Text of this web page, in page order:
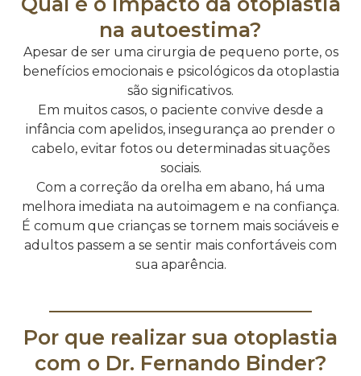
na autoestima?
Apesar de ser uma cirurgia de pequeno porte, os
benefícios emocionais e psicológicos da otoplastia
são significativos.
Em muitos casos, o paciente convive desde a
infância com apelidos, insegurança ao prender o
cabelo, evitar fotos ou determinadas situações
sociais.
Com a correção da orelha em abano, há uma
melhora imediata na autoimagem e na confiança.
É comum que crianças se tornem mais sociáveis e
adultos passem a se sentir mais confortáveis com
sua aparência.
Por que realizar sua otoplastia
com o Dr. Fernando Binder?